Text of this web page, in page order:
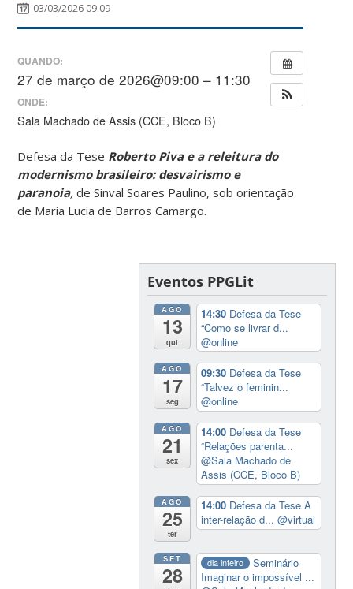
03/03/2026 09:09
QUANDO:
27 de março de 2026@09:00 – 11:30
ONDE:
Sala Machado de Assis (CCE, Bloco B)
Defesa da Tese Roberto Piva e a releitura do
modernismo brasileiro: desvairismo e
paranoia, de Sinval Soares Paulino, sob orientação
de Maria Lucia de Barros Camargo.
Eventos PPGLit
AGO
13
qui
14:30 Defesa da Tese
“Como se livrar d...
@online
AGO
17
seg
09:30 Defesa da Tese
“Talvez o feminin...
@online
AGO
21
sex
14:00 Defesa da Tese
“Relações parenta...
@Sala Machado de
Assis (CCE, Bloco B)
AGO
25
ter
14:00 Defesa da Tese A
inter-relação d...@virtual
SET
28
dia inteiro
Seminário
Imaginar o impossível ...